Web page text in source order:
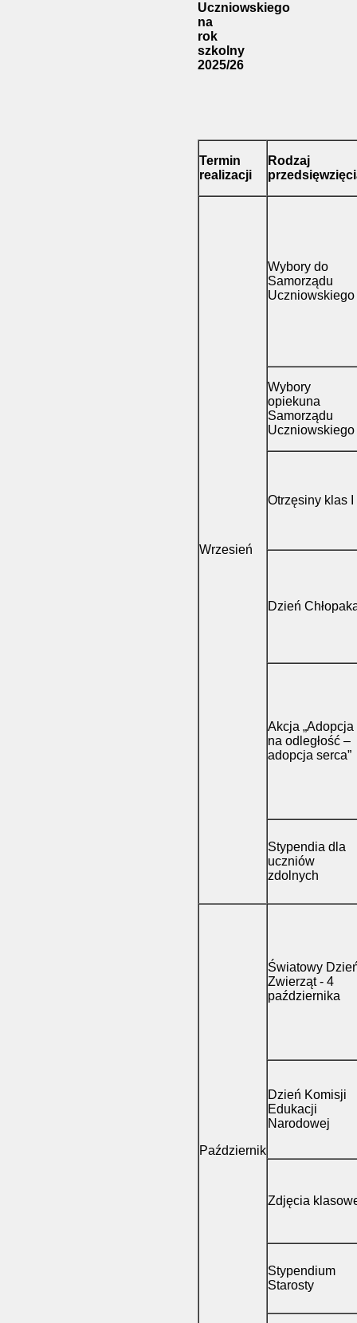
Uczniowskiego
na
rok
szkolny
2025/26
Termin
realizacji
Rodzaj
Wrzesień
Wybory do
Samorządu
Uczniowskiego
Wybory
opiekuna
Samorządu
Uczniowskiego
Otrzęsiny klas I
Dzień
Akcja „Adopcja
na odległość –
adopcja serca”
Stypendia dla
uczniów
zdolnych
Październik
Światowy
Zwierząt - 4
października
Dzień Komisji
Edukacji
Narodowej
Zdjęcia
Stypendium
Starosty